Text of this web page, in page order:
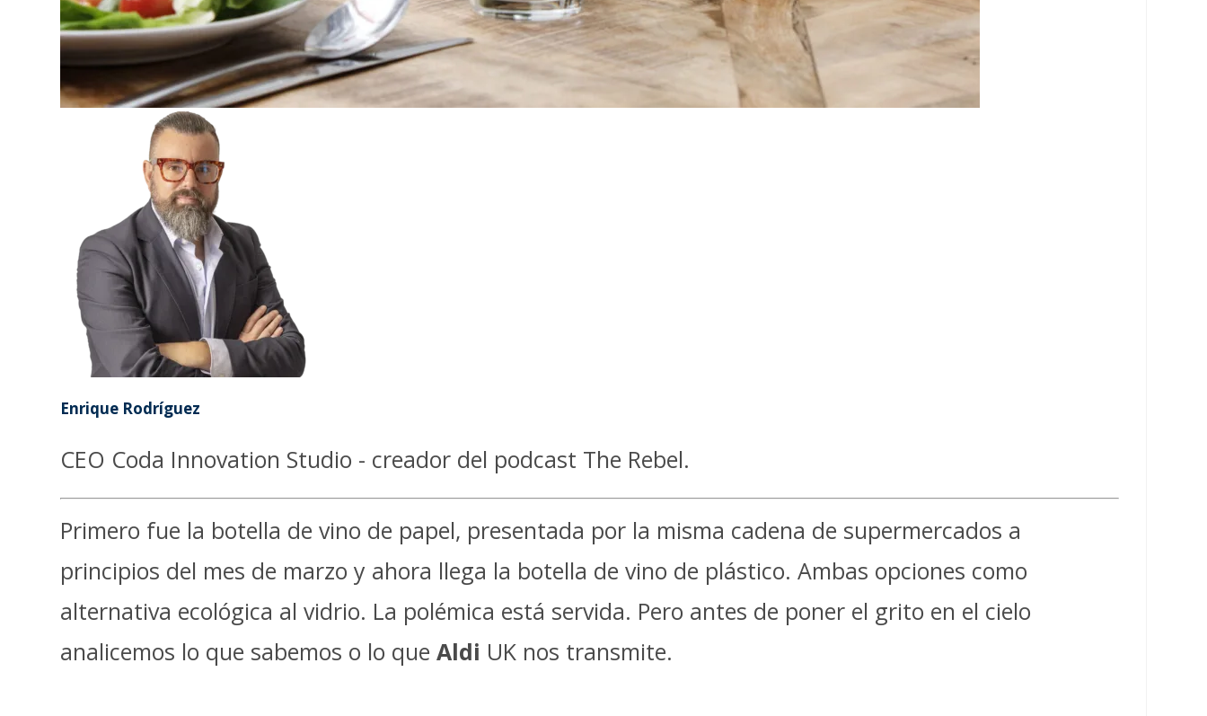
Enrique Rodríguez
CEO Coda Innovation Studio - creador del podcast The Rebel.
Primero fue la botella de vino de papel, presentada por la misma cadena de supermercados a
principios del mes de marzo y ahora llega la botella de vino de plástico. Ambas opciones como
alternativa ecológica al vidrio. La polémica está servida. Pero antes de poner el grito en el cielo
analicemos lo que sabemos o lo queAldi UK nos transmite.